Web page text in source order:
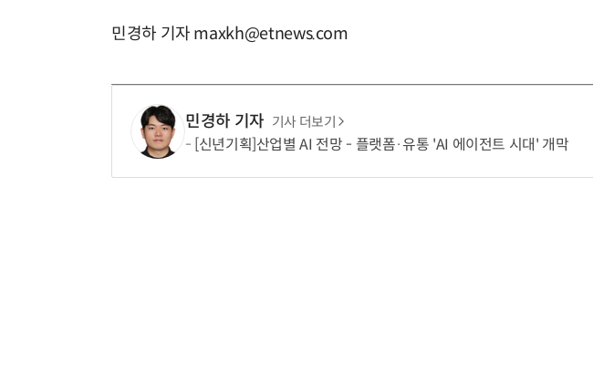
민경하 기자 maxkh@etnews.com
민경하 기자 기사 더보기
[신년기획]산업별 AI 전망 - 플랫폼·유통 'AI 에이전트 시대' 개막